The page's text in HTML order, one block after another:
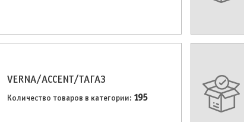
VERNA/ACCENT/ТАГАЗ
Количество товаров в категории: 195